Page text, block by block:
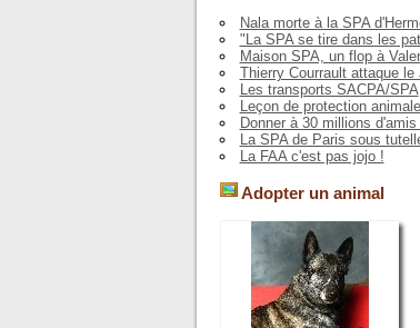
Nala morte à la SPA
"La SPA se tire dans les
Maison SPA, un flop à
Thierry Courrault attaque le
Les transports SACPA/SPA
Leçon de protection animale
Donner à 30 millions d'amis
La SPA de Paris sous
La FAA c'est pas jojo !
Adopter un animal